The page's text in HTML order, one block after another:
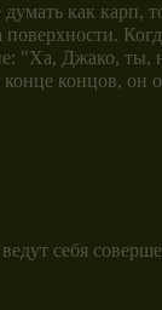
как карп,
Джако, ты,
концов, он
себя